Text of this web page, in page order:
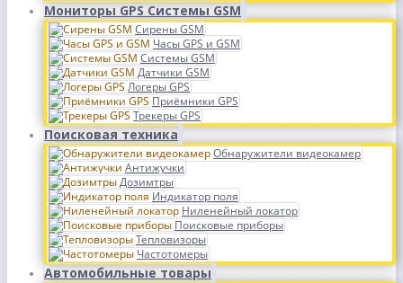
Мониторы GPS Системы GSM
Сирены GSM
Часы GPS и GSM
Системы GSM
Датчики GSM
Логеры GPS
Приёмники GPS
Трекеры GPS
Поисковая техника
Обнаружители видеокамер
Антижучки
Дозимтры
Индикатор поля
Ниленейный локатор
Поисковые приборы
Тепловизоры
Частотомеры
Автомобильные товары